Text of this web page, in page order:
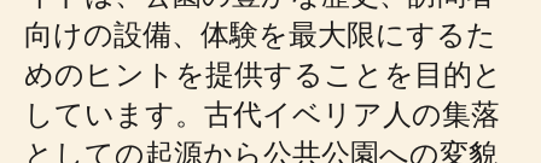
向けの設備、体験を最大限にするた
めのヒントを提供することを目的と
しています。古代イベリア人の集落
としての起源から公共公園への変貌